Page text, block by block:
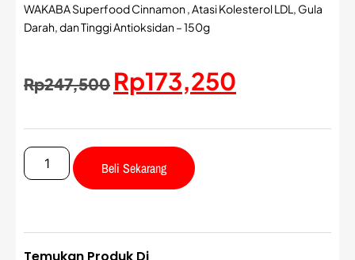
WAKABA Superfood Cinnamon , Atasi Kolesterol LDL, Gula
Darah, dan Tinggi Antioksidan – 150g
Rp247,500 Rp173,250
Beli Sekarang
Temukan Produk Di